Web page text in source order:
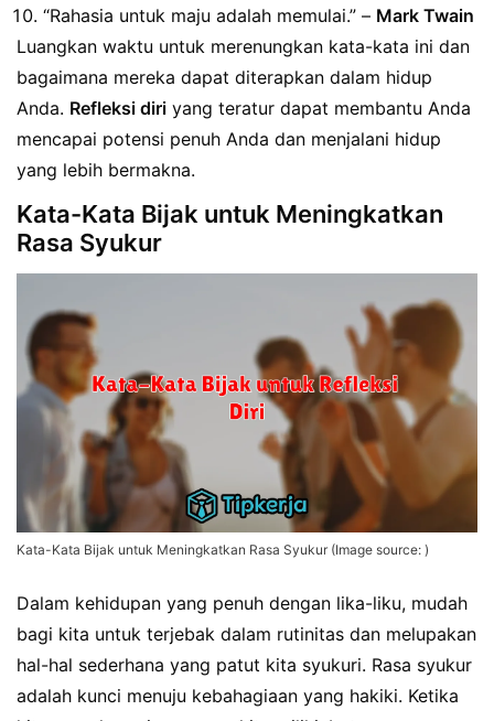
“Rahasia untuk maju adalah memulai.” – Mark Twain
Luangkan waktu untuk merenungkan kata-kata ini dan
bagaimana mereka dapat diterapkan dalam hidup
Anda. Refleksi diri yang teratur dapat membantu Anda
mencapai potensi penuh Anda dan menjalani hidup
yang lebih bermakna.
Kata-Kata Bijak untuk Meningkatkan
Rasa Syukur
Kata-Kata Bijak untuk Meningkatkan Rasa Syukur (Image source: )
Dalam kehidupan yang penuh dengan lika-liku, mudah
bagi kita untuk terjebak dalam rutinitas dan melupakan
hal-hal sederhana yang patut kita syukuri. Rasa syukur
adalah kunci menuju kebahagiaan yang hakiki. Ketika